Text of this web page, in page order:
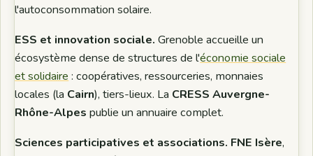
l'autoconsommation solaire.
ESS et innovation sociale. Grenoble accueille un
écosystème dense de structures de l'économie sociale
et solidaire : coopératives, ressourceries, monnaies
locales (la Cairn), tiers-lieux. La CRESS Auvergne-
Rhône-Alpes publie un annuaire complet.
Sciences participatives et associations. FNE Isère,